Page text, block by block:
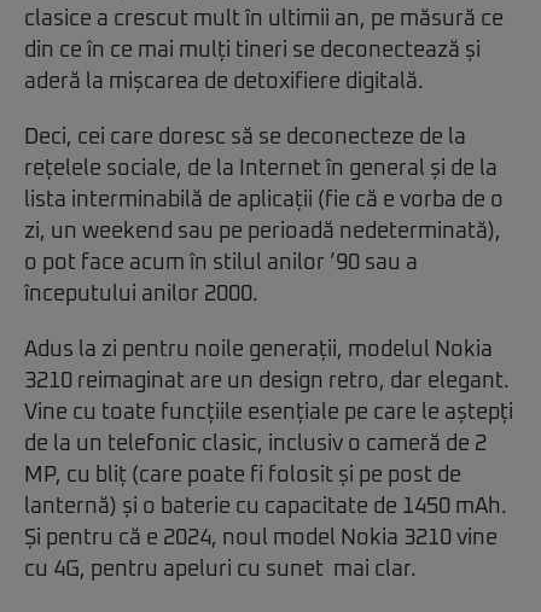
clasice a crescut mult în ultimii an, pe măsură ce
din ce în ce mai mulți tineri se deconectează și
aderă la mișcarea de detoxifiere digitală.
Deci, cei care doresc să se deconecteze de la
rețelele sociale, de la Internet în general și de la
lista interminabilă de aplicații (fie că e vorba de o
zi, un weekend sau pe perioadă nedeterminată),
o pot face acum în stilul anilor ’90 sau a
începutului anilor 2000.
Adus la zi pentru noile generații, modelul Nokia
3210 reimaginat are un design retro, dar elegant.
Vine cu toate funcțiile esențiale pe care le aștepți
de la un telefonic clasic, inclusiv o cameră de 2
MP, cu bliț (care poate fi folosit și pe post de
lanternă) și o baterie cu capacitate de 1450 mAh.
Și pentru că e 2024, noul model Nokia 3210 vine
cu 4G, pentru apeluri cu sunet mai clar.